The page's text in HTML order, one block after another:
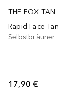
THE FOX TAN
Rapid Face Tan
Selbstbräuner
17,90 €